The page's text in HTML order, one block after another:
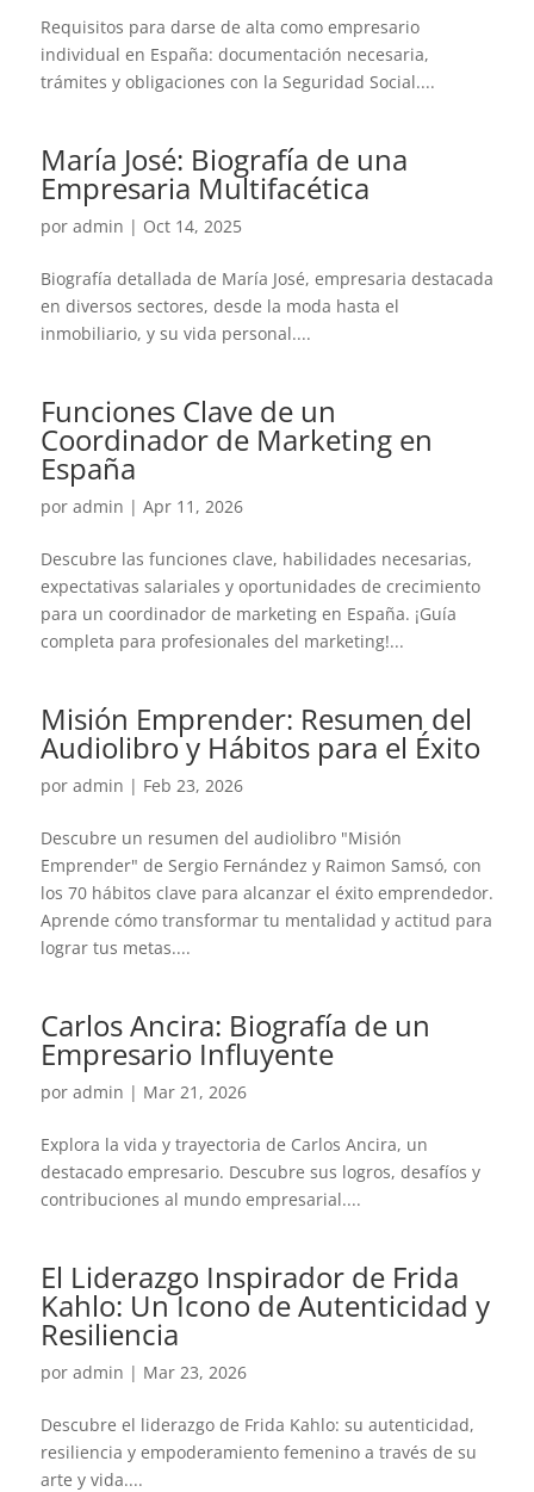
Requisitos para darse de alta como empresario
individual en España: documentación necesaria,
trámites y obligaciones con la Seguridad Social....
María José: Biografía de una
Empresaria Multifacética
por admin | Oct 14, 2025
Biografía detallada de María José, empresaria destacada
en diversos sectores, desde la moda hasta el
inmobiliario, y su vida personal....
Funciones Clave de un
Coordinador de Marketing en
España
por admin | Apr 11, 2026
Descubre las funciones clave, habilidades necesarias,
expectativas salariales y oportunidades de crecimiento
para un coordinador de marketing en España. ¡Guía
completa para profesionales del marketing!...
Misión Emprender: Resumen del
Audiolibro y Hábitos para el Éxito
por admin | Feb 23, 2026
Descubre un resumen del audiolibro "Misión
Emprender" de Sergio Fernández y Raimon Samsó, con
los 70 hábitos clave para alcanzar el éxito emprendedor.
Aprende cómo transformar tu mentalidad y actitud para
lograr tus metas....
Carlos Ancira: Biografía de un
Empresario Influyente
por admin | Mar 21, 2026
Explora la vida y trayectoria de Carlos Ancira, un
destacado empresario. Descubre sus logros, desafíos y
contribuciones al mundo empresarial....
El Liderazgo Inspirador de Frida
Kahlo: Un Icono de Autenticidad y
Resiliencia
por admin | Mar 23, 2026
Descubre el liderazgo de Frida Kahlo: su autenticidad,
resiliencia y empoderamiento femenino a través de su
arte y vida....